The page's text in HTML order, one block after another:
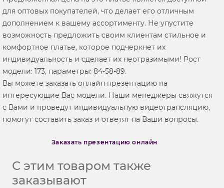
для оптовых покупателей, что делает его отличным
дополнением к вашему ассортименту. Не упустите
возможность предложить своим клиентам стильное и
комфортное платье, которое подчеркнет их
индивидуальность и сделает их неотразимыми! Рост
модели: 173, параметры: 84-58-89.
Вы можете заказать онлайн презентацию на
интересующие Вас модели. Наши менеджеры свяжутся
с Вами и проведут индивидуальную видеотрансляцию,
помогут составить заказ и ответят на Ваши вопросы.
Заказать презентацию онлайн
С этим товаром также
заказывают